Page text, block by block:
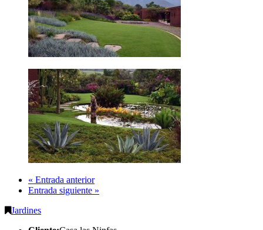
« Entrada anterior
Entrada siguiente »
Jardines